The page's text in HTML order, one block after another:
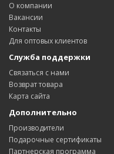
О компании
Вакансии
Контакты
Для оптовых клиентов
Служба поддержки
Связаться с нами
Возврат товара
Карта сайта
Дополнительно
Производители
Подарочные сертификаты
Партнерская программа